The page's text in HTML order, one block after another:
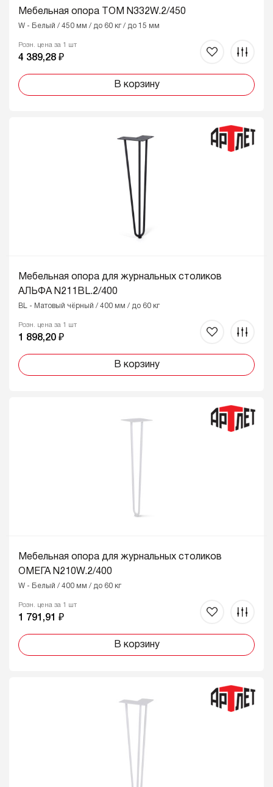
Мебельная опора ТОМ N332W.2/450
W - Белый / 450 мм / до 60 кг / до 15 мм
Розн. цена за 1 шт
4 389,28 ₽
В корзину
Мебельная опора для журнальных столиков
АЛЬФА N211BL.2/400
BL - Матовый чёрный / 400 мм / до 60 кг
Розн. цена за 1 шт
1 898,20 ₽
В корзину
Мебельная опора для журнальных столиков
ОМЕГА N210W.2/400
W - Белый / 400 мм / до 60 кг
Розн. цена за 1 шт
1 791,91 ₽
В корзину